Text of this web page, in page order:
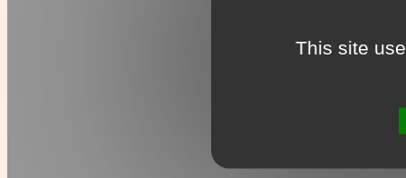
This site